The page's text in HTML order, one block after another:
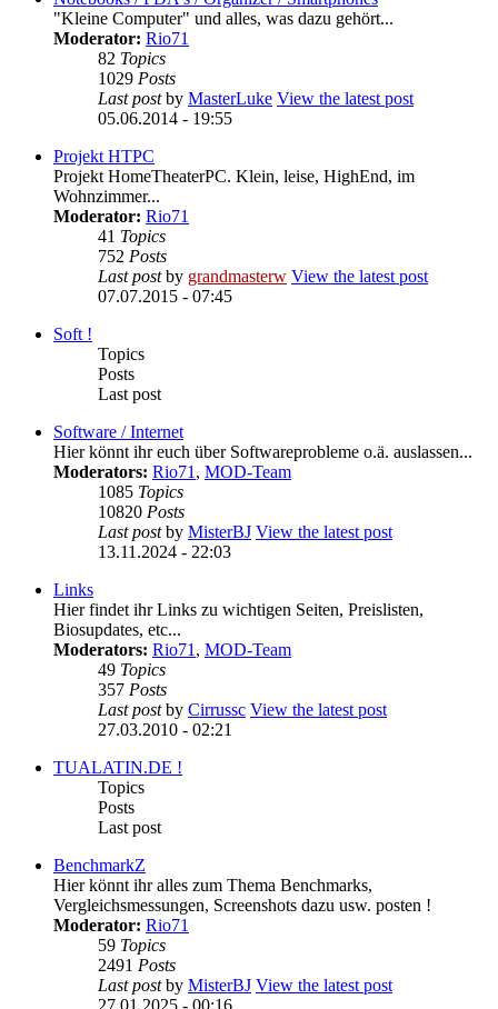
"Kleine Computer" und alles, was dazu gehört...
Moderator: Rio71
82 Topics
1029 Posts
Last postby MasterLuke View the latest post
05.06.2014 - 19:55
Projekt HTPC
Projekt HomeTheaterPC. Klein, leise, HighEnd, im
Wohnzimmer...
Moderator: Rio71
41 Topics
752 Posts
Last postby grandmasterw View the latest post
07.07.2015 - 07:45
Soft !
Topics
Posts
Last post
Software / Internet
Hier könnt ihr euch über Softwareprobleme o.ä. auslassen...
Moderators: Rio71, MOD-Team
1085 Topics
10820 Posts
Last postby MisterBJ View the latest post
13.11.2024 - 22:03
Links
Hier findet ihr Links zu wichtigen Seiten, Preislisten,
Biosupdates, etc...
Moderators: Rio71, MOD-Team
49 Topics
357 Posts
Last postby Cirrussc View the latest post
27.03.2010 - 02:21
TUALATIN.DE !
Topics
Posts
Last post
BenchmarkZ
Hier könnt ihr alles zum Thema Benchmarks,
Vergleichsmessungen, Screenshots dazu usw. posten !
Moderator: Rio71
59 Topics
2491 Posts
Last postby MisterBJ View the latest post